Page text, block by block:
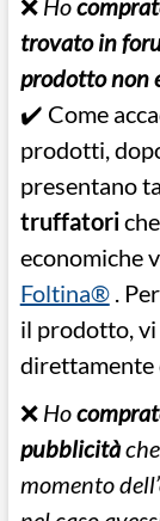
❌ Ho
trovato in
prodotto non
✔️ Come
prodotti,
presentano
truffatori
economiche
Foltina®.
il prodotto, vi
direttamente
❌ Ho
pubblicità
momento